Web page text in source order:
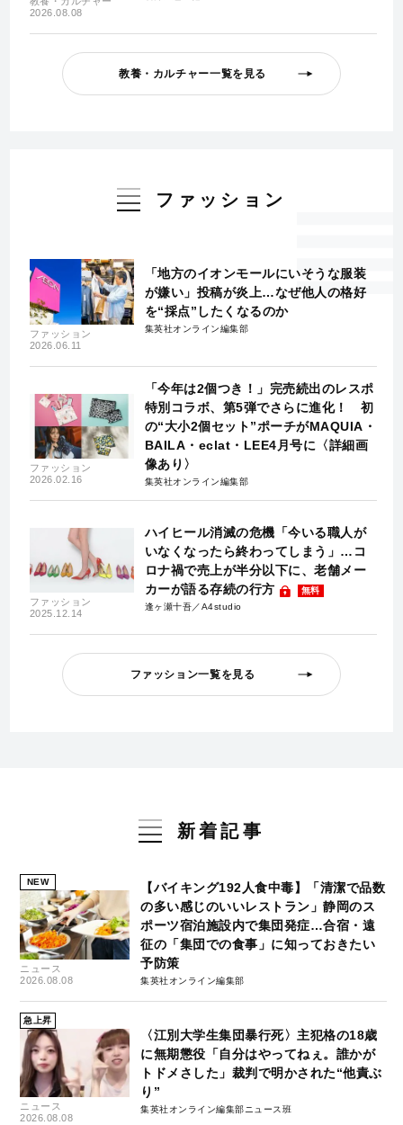
2026.08.08
教養・カルチャー一覧を見る
ファッション
ファッション
2026.06.11
「地方のイオンモールにいそうな服装
が嫌い」投稿が炎上…なぜ他人の格好
を“採点”したくなるのか
集英社オンライン編集部
ファッション
2026.02.16
「今年は2個つき！」完売続出のレスポ
特別コラボ、第5弾でさらに進化！ 初
の“大小2個セット”ポーチがMAQUIA・
BAILA・eclat・LEE4月号に〈詳細画
像あり〉
集英社オンライン編集部
ファッション
2025.12.14
ハイヒール消滅の危機「今いる職人が
いなくなったら終わってしまう」…コ
ロナ禍で売上が半分以下に、老舗メー
カーが語る存続の行方
無料
逢ヶ瀬十吾／A4studio
ファッション一覧を見る
新着記事
NEW
ニュース
2026.08.08
【バイキング192人食中毒】「清潔で品数
の多い感じのいいレストラン」静岡のス
ポーツ宿泊施設内で集団発症…合宿・遠
征の「集団での食事」に知っておきたい
予防策
集英社オンライン編集部
急上昇
ニュース
2026.08.08
〈江別大学生集団暴行死〉主犯格の18歳
に無期懲役「自分はやってねぇ。誰かが
トドメさした」裁判で明かされた“他責ぶ
り”
集英社オンライン編集部ニュース班